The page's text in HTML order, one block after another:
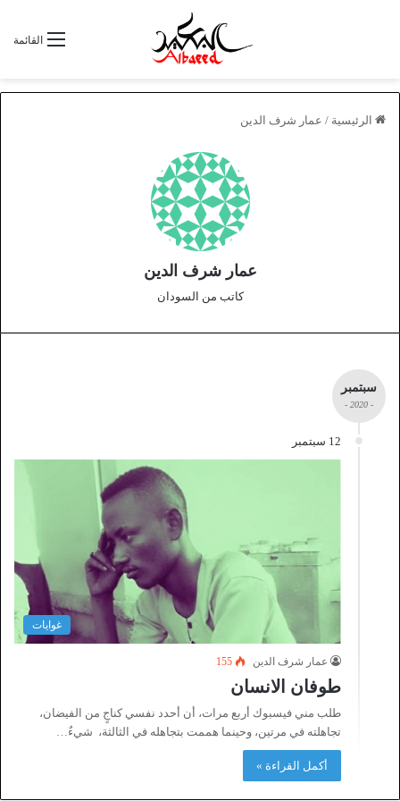
القائمة
الرئيسية / عمار شرف الدين
عمار شرف الدين
كاتب من السودان
سبتمبر
- 2020 -
12 سبتمبر
غوايات
عمار شرف الدين 155
طوفان الانسان
طلب مني فيسبوك أربع مرات، أن أحدد نفسي كناجٍ من الفيضان،
تجاهلته في مرتين، وحينما هممت بتجاهله في الثالثة، شيءٌ…
أكمل القراءة »